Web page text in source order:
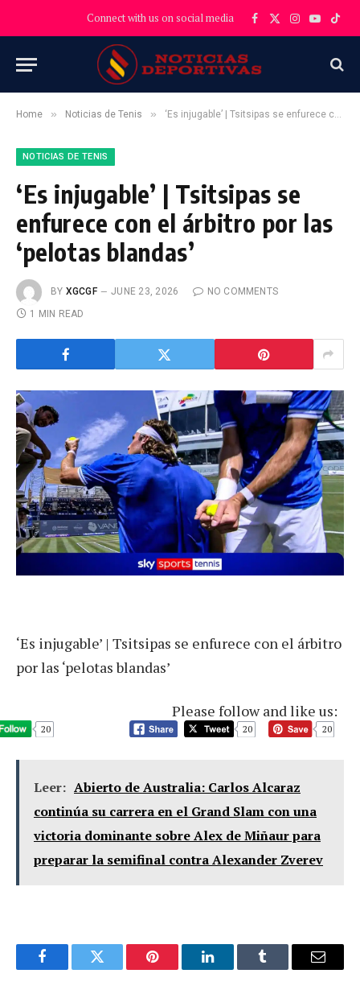
Connect with us on social media Facebook
X
Instagram
YouTube
Home » Noticias de Tenis » ‘Es injugable’ | Tsitsipas se enfurece con el árbitro por las ‘pelotas blandas’
NOTICIAS DE TENIS
‘Es injugable’ | Tsitsipas se
enfurece con el árbitro por las
‘pelotas blandas’
BY XGCGF JUNE 23, 2026
NO COMMENTS
1 MIN READ
‘Es injugable’ | Tsitsipas se enfurece con el árbitro
por las ‘pelotas blandas’
Please follow and like us:
20 20 20
Leer: Abierto de Australia: Carlos Alcaraz
continúa su carrera en el Grand Slam con una
victoria dominante sobre Alex de Miñaur para
preparar la semifinal contra Alexander Zverev
FacebookTwitter Pinterest LinkedInTumblr Email